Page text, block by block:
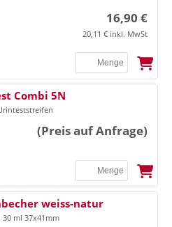
16,90 €
20,11 € inkl. MwSt
Combi 5N
(Preis auf Anfrage)
weiss-natur
30 ml 37x41mm